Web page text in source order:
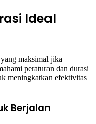
Ideal
maksimal jika
peraturan dan durasi
meningkatkan efektivitas
Berjalan